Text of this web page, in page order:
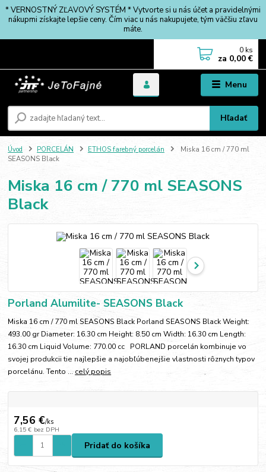
* VERNOSTNÝ ZĽAVOVÝ SYSTÉM * Vytvorte si u nás účet a pravidelnými
nákupmi získajte lepšie ceny. Čím viac u nás nakupujete, tým väčšiu zľavu
máte.
Menu
Hľadať
0 ks
za 0,00 €
Úvod PORCELÁN ETHOS farebný porcelán
Miska 16 cm / 770 ml
SEASONS Black
Miska 16 cm / 770 ml SEASONS
Black
Porland Alumilite- SEASONS Black
Miska 16 cm / 770 ml SEASONS Black Porland SEASONS Black Weight:
493.00 gr Diameter: 16.30 cm Height: 8.50 cm Width: 16.30 cm Length:
16.30 cm Liquid Volume: 770.00 cc PORLAND porcelán kombinuje vo
svojej produkcii tie najlepšie a najobľúbenejšie vlastnosti rôznych typov
porcelánu. Tento ... celý popis
7,56 €/ks
6,15 € bez DPH
Pridať do košíka